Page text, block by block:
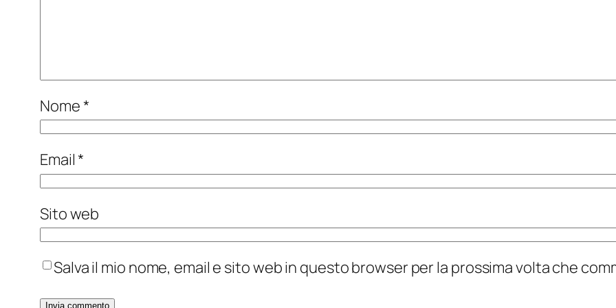
Nome*
Email*
Sito web
Salva il mio nome, email e sito web in questo browser per la prossima volta che